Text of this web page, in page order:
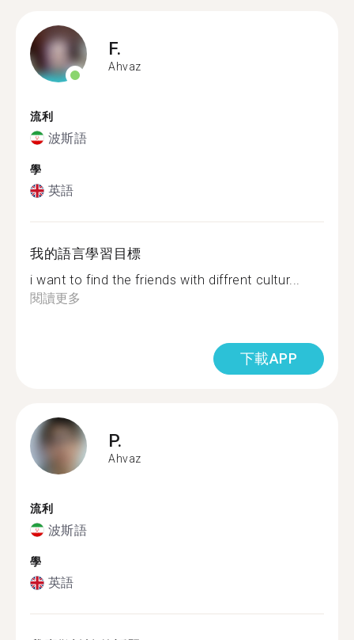
F.
Ahvaz
流利
波斯語
學
英語
我的語言學習目標
i want to find the friends with diffrent cultur...
閱讀更多
下載APP
P.
Ahvaz
流利
波斯語
學
英語